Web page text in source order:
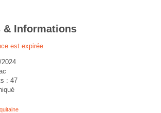
& Informations
est expirée
: 47